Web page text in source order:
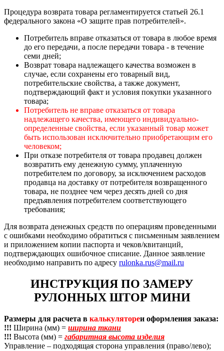
Процедура возврата товара регламентируется статьей 26.1
федерального закона «О защите прав потребителей».
Потребитель вправе отказаться от товара в любое время
до его передачи, а после передачи товара - в течение
семи дней;
Возврат товара надлежащего качества возможен в
случае, если сохранены его товарный вид,
потребительские свойства, а также документ,
подтверждающий факт и условия покупки указанного
товара;
Потребитель не вправе отказаться от товара
надлежащего качества, имеющего индивидуально-
определенные свойства, если указанный товар может
быть использован исключительно приобретающим его
человеком;
При отказе потребителя от товара продавец должен
возвратить ему денежную сумму, уплаченную
потребителем по договору, за исключением расходов
продавца на доставку от потребителя возвращенного
товара, не позднее чем через десять дней со дня
предъявления потребителем соответствующего
требования;
Для возврата денежных средств по операциям проведенными
с ошибками необходимо обратиться с письменным заявлением
и приложением копии паспорта и чеков/квитанций,
подтверждающих ошибочное списание. Данное заявление
необходимо направить по адресу rulonka.rus@mail.ru
ИНСТРУКЦИЯ ПО ЗАМЕРУ
РУЛОННЫХ ШТОР МИНИ
Размеры для расчета в калькулятореи оформления заказа:
!!! Ширина (мм) = ширина ткани
!!! Высота (мм) = габаритная высота изделия
Управление – подходящая сторона управления (право/лево);